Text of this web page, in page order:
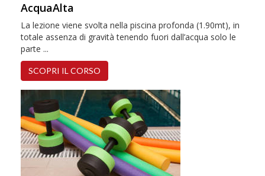
AcquaAlta
La lezione viene svolta nella piscina profonda (1.90mt), in
totale assenza di gravità tenendo fuori dall’acqua solo le
parte ...
SCOPRI IL CORSO